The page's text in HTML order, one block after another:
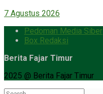
7 Agustus 2026
Pedoman Media Siber
Box Redaksi
Berita Fajar Timur
2025 @ Berita Fajar Timur